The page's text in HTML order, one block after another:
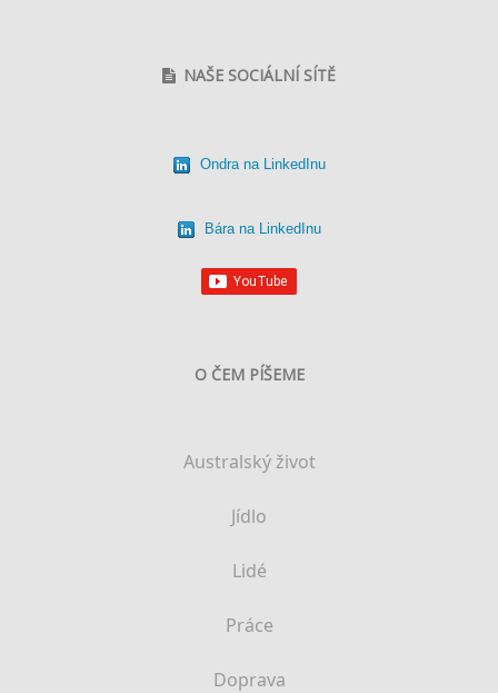
NAŠE SOCIÁLNÍ SÍTĚ
Ondra na LinkedInu
Bára na LinkedInu
O ČEM PÍŠEME
Australský život
Jídlo
Lidé
Práce
Doprava